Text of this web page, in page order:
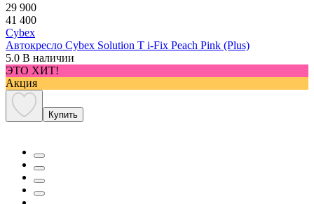
29 900
41 400
Cybex
Автокресло Cybex Solution T i-Fix Peach Pink (Plus)
5.0 В наличии
ЭТО ХИТ!
Акция
Купить